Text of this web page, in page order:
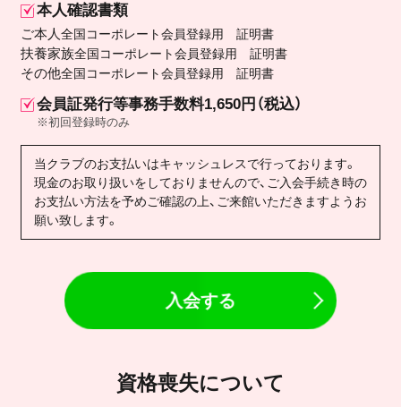
本人確認書類
ご本人全国コーポレート会員登録用 証明書
扶養家族全国コーポレート会員登録用 証明書
その他全国コーポレート会員登録用 証明書
会員証発行等事務手数料1,650円（税込）
※初回登録時のみ
当クラブのお支払いはキャッシュレスで行っております。
現金のお取り扱いをしておりませんので、ご入会手続き時の
お支払い方法を予めご確認の上、ご来館いただきますようお
願い致します。
入会する
資格喪失について